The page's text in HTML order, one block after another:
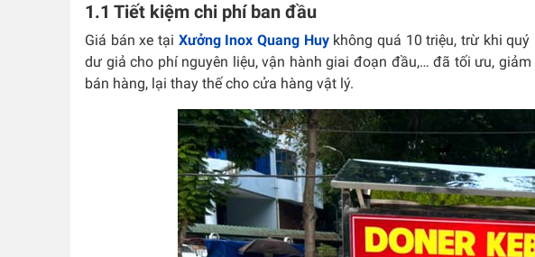
1.1 Tiết kiệm chi phí ban đầu
Giá bán xe tại Xưởng Inox Quang Huykhông quá 10 triệu, trừ khi quý
dư giả cho phí nguyên liệu, vận hành giai đoạn đầu,… đã tối ưu,
bán hàng, lại thay thế cho cửa hàng vật lý.